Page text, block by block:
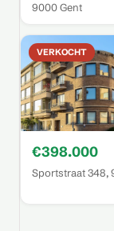
9000 Gent
VERKOCHT
€398.000
Sportstraat 348,